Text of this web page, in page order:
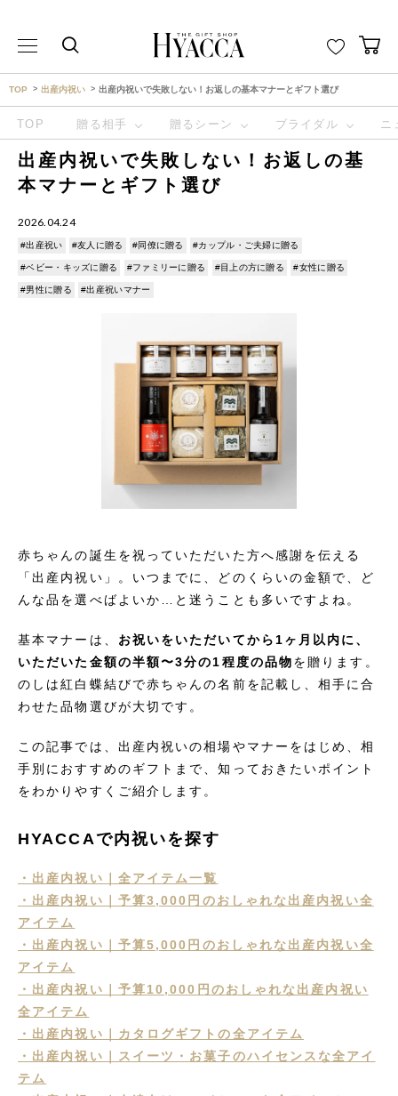
TOP 出産内祝い 出産内祝いで失敗しない！お返しの基本マナーとギフト選び
TOP 贈る相手 贈るシーン ブライダル ニ
出産内祝いで失敗しない！お返しの基
本マナーとギフト選び
2026.04.24
#出産祝い #友人に贈る #同僚に贈る #カップル・ご夫婦に贈る
#ベビー・キッズに贈る #ファミリーに贈る #目上の方に贈る #女性に贈る
#男性に贈る #出産祝いマナー
赤ちゃんの誕生を祝っていただいた方へ感謝を伝える
「出産内祝い」。いつまでに、どのくらいの金額で、ど
んな品を選べばよいか…と迷うことも多いですよね。
基本マナーは、 お祝いをいただいてから1ヶ月以内に、
いただいた金額の半額〜3分の1程度の品物を贈ります。
のしは紅白蝶結びで赤ちゃんの名前を記載し、相手に合
わせた品物選びが大切です。
この記事では、出産内祝いの相場やマナーをはじめ、相
手別におすすめのギフトまで、知っておきたいポイント
をわかりやすくご紹介します。
HYACCAで内祝いを探す
・出産内祝い｜全アイテム一覧
・出産内祝い｜予算3,000円のおしゃれな出産内祝い全
アイテム
・出産内祝い｜予算5,000円のおしゃれな出産内祝い全
アイテム
・出産内祝い｜予算10,000円のおしゃれな出産内祝い
全アイテム
・出産内祝い｜カタログギフトの全アイテム
・出産内祝い｜スイーツ・お菓子のハイセンスな全アイ
テム